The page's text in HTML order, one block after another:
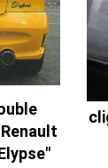
Back
en H pour
& V6
2 690,00 €